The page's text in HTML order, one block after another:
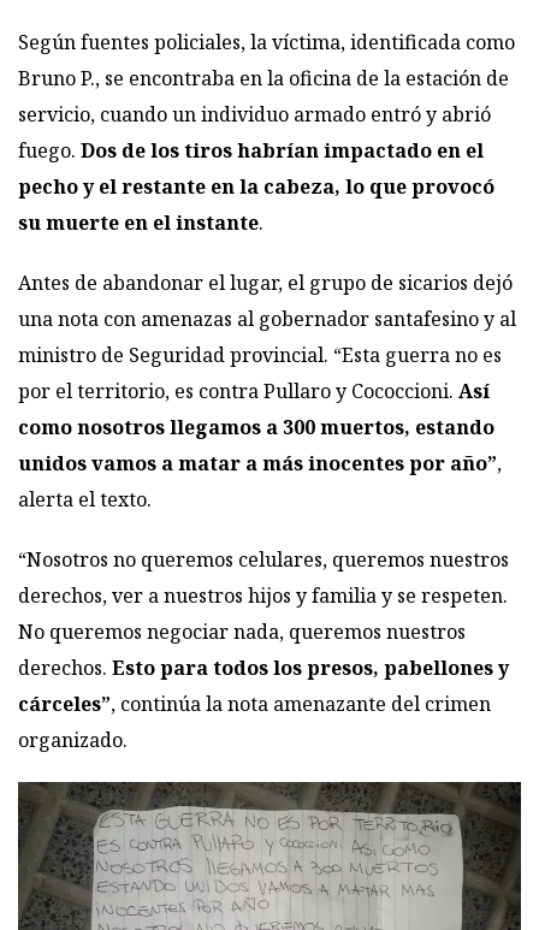
Según fuentes policiales, la víctima, identificada como
Bruno P., se encontraba en la oficina de la estación de
servicio, cuando un individuo armado entró y abrió
fuego. Dos de los tiros habrían impactado en el
pecho y el restante en la cabeza, lo que provocó
su muerte en el instante.
Antes de abandonar el lugar, el grupo de sicarios dejó
una nota con amenazas al gobernador santafesino y al
ministro de Seguridad provincial. “Esta guerra no es
por el territorio, es contra Pullaro y Cococcioni. Así
como nosotros llegamos a 300 muertos, estando
unidos vamos a matar a más inocentes por año”,
alerta el texto.
“Nosotros no queremos celulares, queremos nuestros
derechos, ver a nuestros hijos y familia y se respeten.
No queremos negociar nada, queremos nuestros
derechos. Esto para todos los presos, pabellones y
cárceles”, continúa la nota amenazante del crimen
organizado.